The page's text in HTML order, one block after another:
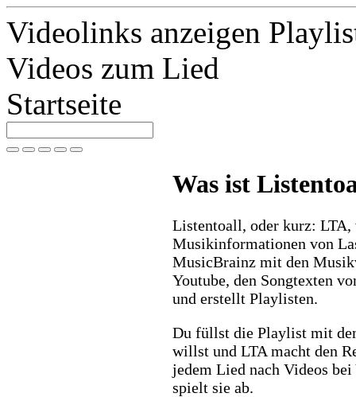
Videolinks anzeigen
Videos zum Lied
Startseite
Was ist
Listentoall, oder kurz: LTA,
Musikinformationen von
MusicBrainz mit den
Youtube, den Songtexten
und erstellt Playlisten.
Du füllst die Playlist mit
willst und LTA macht den
jedem Lied nach Videos bei
spielt sie ab.